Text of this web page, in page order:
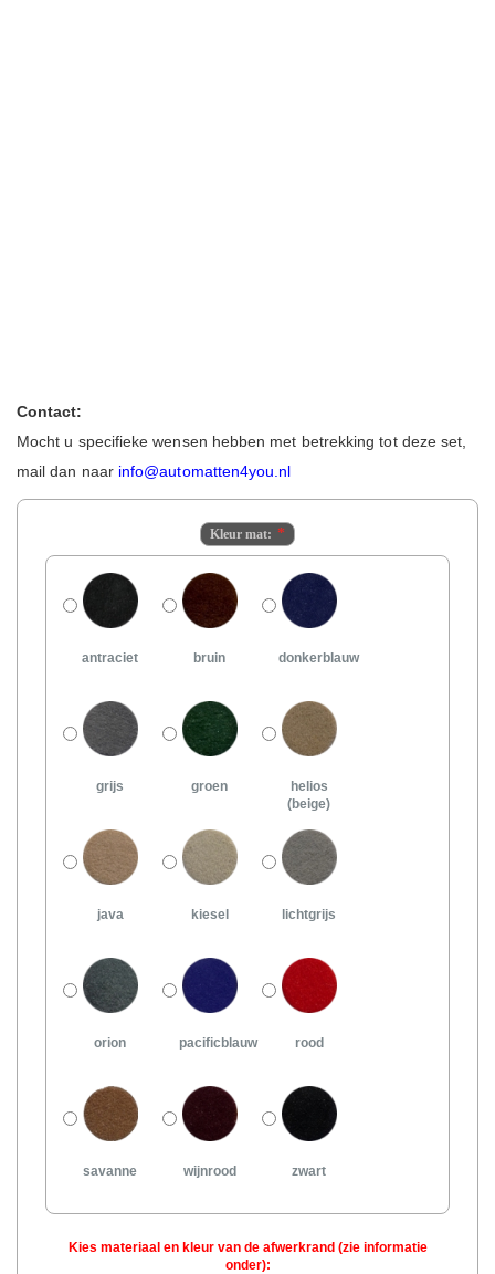
Contact:
Mocht u specifieke wensen hebben met betrekking tot deze set,
mail dan naar info@automatten4you.nl
Kleur mat:
antraciet bruin donkerblauw
grijs groen
helios
(beige)
java kiesel lichtgrijs
orion pacificblauw rood
savanne wijnrood zwart
Kies materiaal en kleur van de afwerkrand (zie informatie
onder):